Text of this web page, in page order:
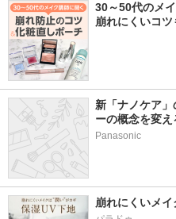
30～50代のメ
崩れにくいコツ
新「ナノケア
ーの概念を変
Panasonic
崩れにくいメ